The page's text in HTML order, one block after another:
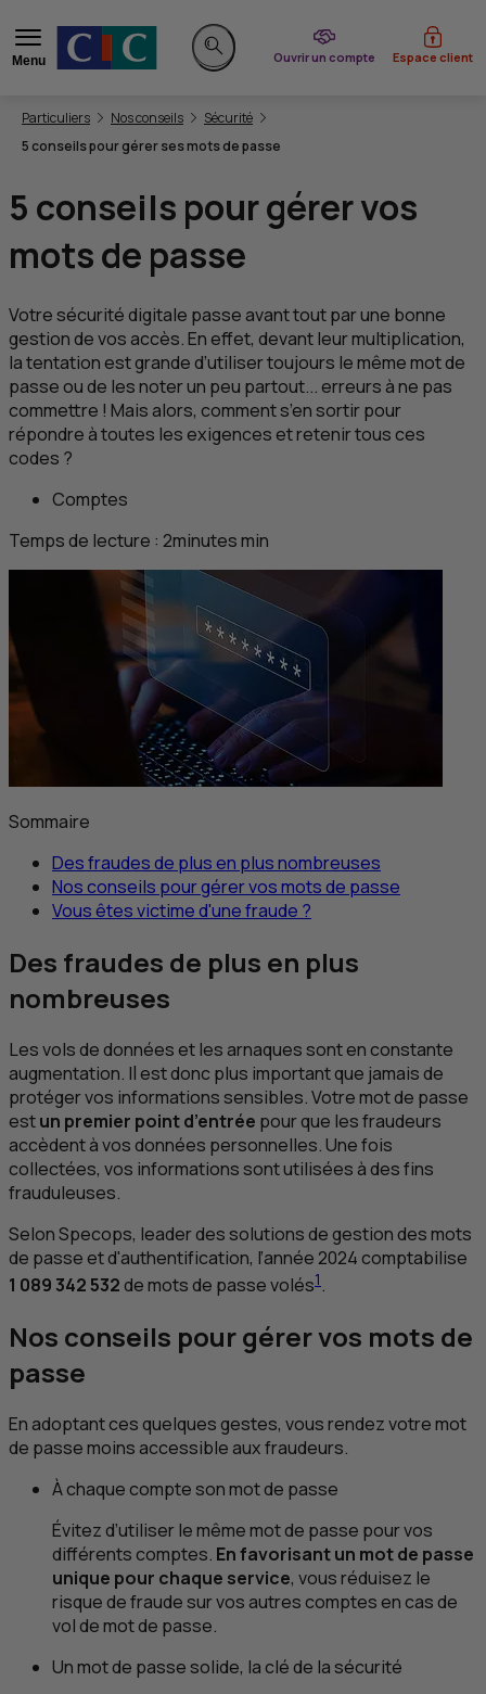
Menu
Rechercher sur le site
Ouvrir un compte
du CIC Espace client
Vous êtes ici:
Particuliers Nos conseils
Sécurité
5 conseils pour gérer ses mots de passe
5 conseils pour gérer vos
mots de passe
Votre sécurité digitale passe avant tout par une bonne
gestion de vos accès. En effet, devant leur multiplication,
la tentation est grande d’utiliser toujours le même mot de
passe ou de les noter un peu partout... erreurs à ne pas
commettre ! Mais alors, comment s’en sortir pour
répondre à toutes les exigences et retenir tous ces
codes ?
Comptes
Temps de lecture : 2minutesmin
Sommaire
Des fraudes de plus en plus nombreuses
Nos conseils pour gérer vos mots de passe
Vous êtes victime d'une fraude ?
Des fraudes de plus en plus
nombreuses
Les vols de données et les arnaques sont en constante
augmentation. Il est donc plus important que jamais de
protéger vos informations sensibles. Votre mot de passe
estun premier point d’entrée pour que les fraudeurs
accèdent à vos données personnelles. Une fois
collectées, vos informations sont utilisées à des fins
frauduleuses.
Selon Specops, leader des solutions de gestion des mots
de passe et d'authentification, l’année 2024 comptabilise
1 089 342 532de mots de passe volés1.
Nos conseils pour gérer vos mots de
passe
En adoptant ces quelques gestes, vous rendez votre mot
de passe moins accessible aux fraudeurs.
À chaque compte son mot de passe
Évitez d’utiliser le même mot de passe pour vos
différents comptes. En favorisant un mot de passe
unique pour chaque service, vous réduisez le
risque de fraude sur vos autres comptes en cas de
vol de mot de passe.
Un mot de passe solide, la clé de la sécurité